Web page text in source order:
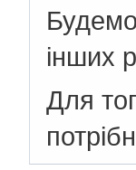
інших
Для